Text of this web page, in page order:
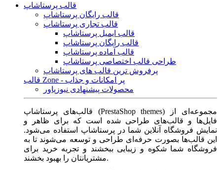
قالب پرستاشاپ
قالب رایگان پرستاشاپ
قالب تجاری پرستاشاپ
قالب ایمیل پرستاشاپ
قالب رایگان پرستاشاپ
قالب آماده پرستاشاپ
طراحی قالب اختصاصی پرستاشاپ
پرفروش ترین قالب های پرستاشاپ
قالب Zone - پر امکانات و جذاب
محصولات پیشنهادی نیوزپاور
قالب‌های پرستاشاپ (PrestaShop themes) مجموعه‌ای از
فایل‌ها و قالب‌های طراحی شده است که برای ظاهر و
نمایش فروشگاه آنلاین شما در پرستاشاپ استفاده می‌شود.
این قالب‌ها بصورت حرفه‌ای طراحی و توسعه می‌شوند تا به
فروشگاه شما شکوه و زیبایی ببخشند و تجربه خرید برای
مشتریانتان را بهبود بخشند.